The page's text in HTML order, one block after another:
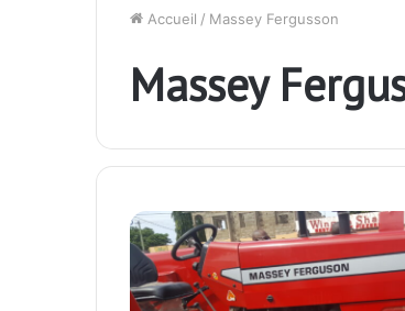
Accueil / Massey Fergusson
Massey